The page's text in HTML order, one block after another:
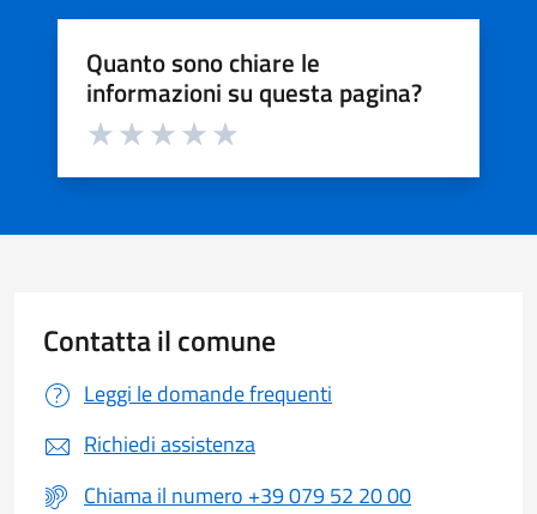
Quanto sono chiare le
informazioni su questa pagina?
Valuta da 1 a 5 stelle la pagina
Contatta il comune
Leggi le domande frequenti
Richiedi assistenza
Chiama il numero +39 079 52 20 00